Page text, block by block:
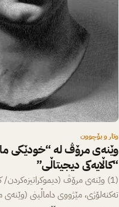
وتار و بۆچوون
وێنەی مرۆڤ لە “خودێکی
“کاڵایەکی دیجیتاڵی”
(1) وێنەی مرۆڤ
تەكنەلۆژی، مێژووی داماڵینی